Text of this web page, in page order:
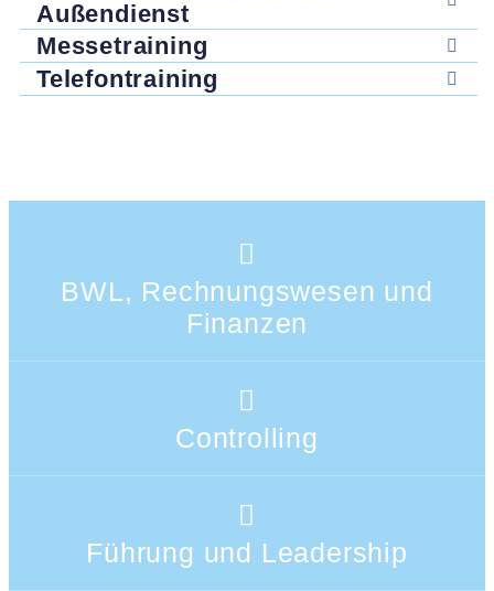
Außendienst
Messetraining
Telefontraining
BWL, Rechnungswesen und
Finanzen
Controlling
Führung und Leadership